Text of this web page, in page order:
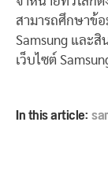
สามารถศึกษาข้อ
Samsung และ
เว็บไซต์
In this article: